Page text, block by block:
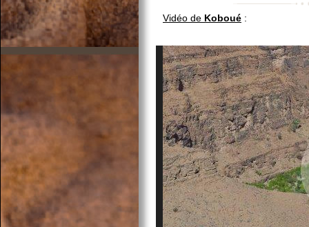
Vidéo de Koboué :